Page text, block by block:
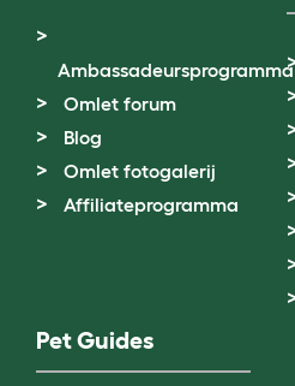
Ambassadeursprogramma
Omlet forum
Blog
Omlet fotogalerij
Affiliateprogramma
Pet Guides